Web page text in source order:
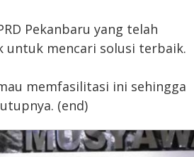
Pekanbaru yang telah
untuk mencari solusi terbaik.
memfasilitasi ini sehingga
(end)
Fasilitasi Mediasi Dugaan
Kekerasan Murid di SDN 181,
Kedua Pihak Mulai Sepakat
Senin, 11 Mei 2026 17:53 WIB